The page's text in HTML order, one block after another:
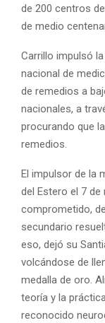
de 200 centros
de medio
Carrillo impulsó
nacional de
de remedios a
nacionales, a
procurando que
remedios.
El impulsor de la
del Estero el 7 de
comprometido,
secundario
eso, dejó su
volcándose de
medalla de oro.
teoría y la
reconocido